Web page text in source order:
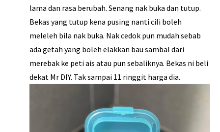
lama dan rasa berubah. Senang nak buka dan tutup.
Bekas yang tutup kena pusing nanti cili boleh
meleleh bila nak buka. Nak cedok pun mudah sebab
ada getah yang boleh elakkan bau sambal dari
merebak ke peti ais atau pun sebaliknya. Bekas ni beli
dekat Mr DIY. Tak sampai 11 ringgit harga dia.